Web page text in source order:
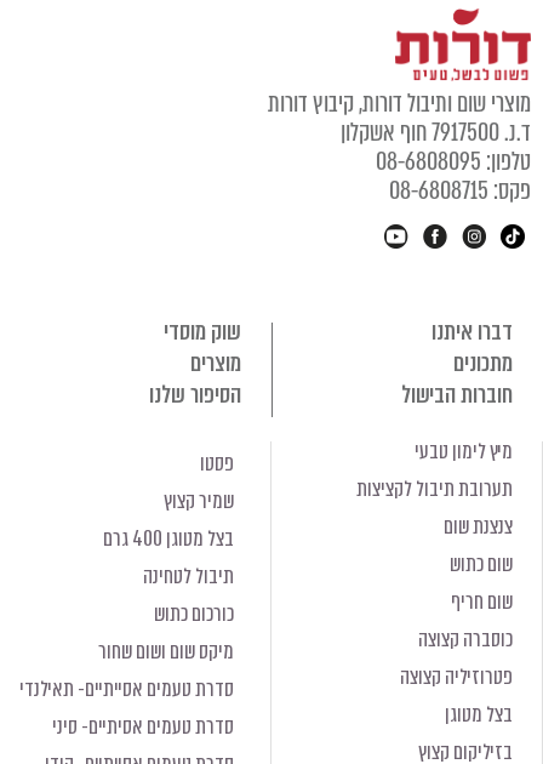
מוצרי שום ותיבול דורות, קיבוץ דורות
ד.נ. 7917500 חוף אשקלון
טלפון: 08-6808095
פקס: 08-6808715
דברו איתנו
שוק מוסדי
מתכונים
מוצרים
חוברות הבישול
הסיפור שלנו
מיץ לימון טבעי
תערובת תיבול לקציצות
צנצנת שום
שום כתוש
שום חריף
כוסברה קצוצה
פטרוזיליה קצוצה
בצל מטוגן
בזיליקום קצוץ
פסטו
שמיר קצוץ
בצל מטוגן 400 גרם
תיבול לטחינה
כורכום כתוש
מיקס שום ושום שחור
סדרת טעמים אסייתיים- תאילנדי
סדרת טעמים אסיתיים- סיני